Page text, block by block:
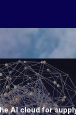
AI cloud for